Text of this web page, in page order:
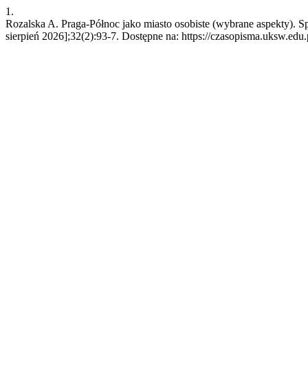
1.
Rozalska A. Praga-Północ jako miasto osobiste (wybrane
sierpień 2026];32(2):93-7. Dostępne na: https://